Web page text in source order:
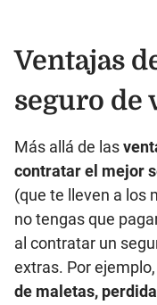
Ventajas
seguro de
Más allá de las
contratar el mejor
(que te lleven a los
no tengas que
al contratar un
extras. Por
de maletas,